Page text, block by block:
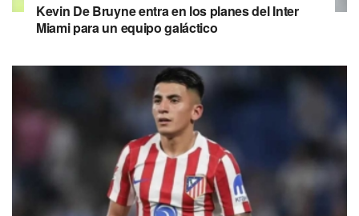
Kevin De Bruyne entra en los planes del Inter
Miami para un equipo galáctico